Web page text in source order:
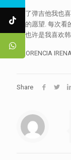
除了弹吉他我也
生的愿望. 每次
这也许是我喜欢韩
FLORENCIA
Share